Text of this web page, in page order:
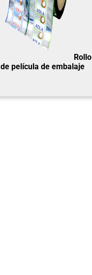
Rollo
de película de embalaje